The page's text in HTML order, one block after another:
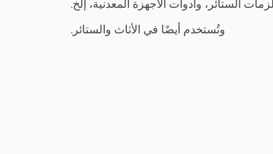
الستائر، وأدوات الأجهزة المعدنية، إلخ.
وتُستخدم أيضًا في الأثاث والستائر.